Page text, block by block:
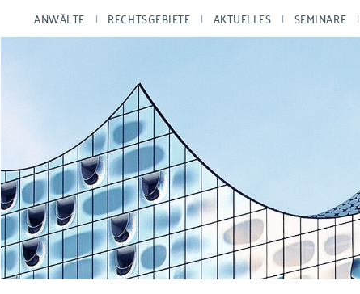
ANWÄLTE RECHTSGEBIETE AKTUELLES SEMINARE